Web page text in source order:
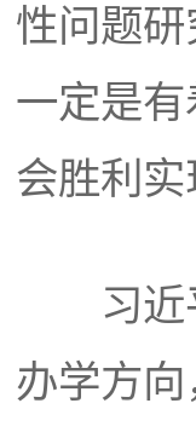
性问题
一定是
会胜利
习近平
办学方